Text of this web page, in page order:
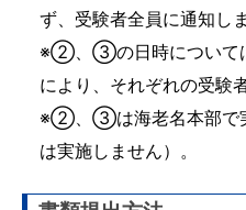
ず、受験者全員に通知しま
※②、③の日時について
により、それぞれの受験
※②、③は海老名本部で
は実施しません）。